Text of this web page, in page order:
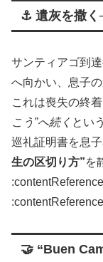
⚓ 遺灰を撒
サンティアゴ到
へ向かい、息子
これは喪失の終着
こう”へ続く とい
巡礼証明書を息
生の区切り方”を
🤝 “Buen